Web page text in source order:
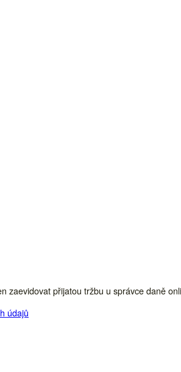
přijatou tržbu u správce daně
údajů